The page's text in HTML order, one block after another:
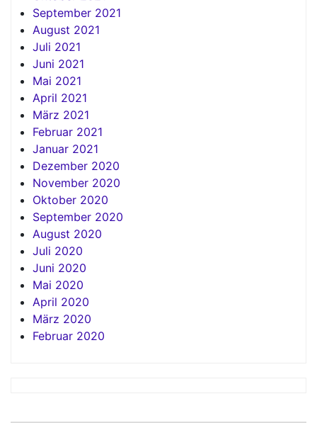
September 2021
August 2021
Juli 2021
Juni 2021
Mai 2021
April 2021
März 2021
Februar 2021
Januar 2021
Dezember 2020
November 2020
Oktober 2020
September 2020
August 2020
Juli 2020
Juni 2020
Mai 2020
April 2020
März 2020
Februar 2020